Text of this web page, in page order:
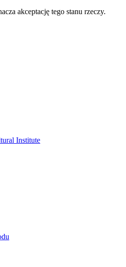
akceptację tego stanu rzeczy.
Institute